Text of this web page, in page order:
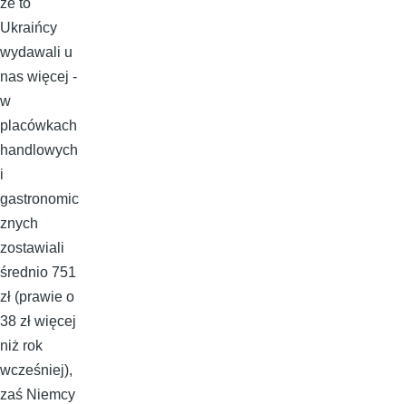
że to
Ukraińcy
wydawali u
nas więcej -
w
placówkach
handlowych
i
gastronomic
znych
zostawiali
średnio 751
zł (prawie o
38 zł więcej
niż rok
wcześniej),
zaś Niemcy